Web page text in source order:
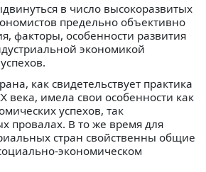
в число высокоразвитых
предельно объективно
факторы, особенности развития
экономикой
как свидетельствует практика
века, имела свои особенности как
успехов, так
провалах. В то же время для
стран свойственны общие
экономическом